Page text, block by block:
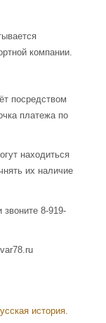
компании.
посредством
платежа по
находиться
их наличие
8-919-